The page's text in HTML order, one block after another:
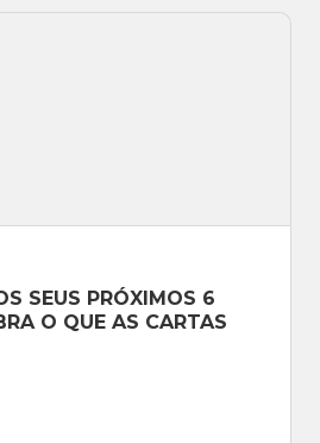
SEUS PRÓXIMOS 6
O QUE AS CARTAS